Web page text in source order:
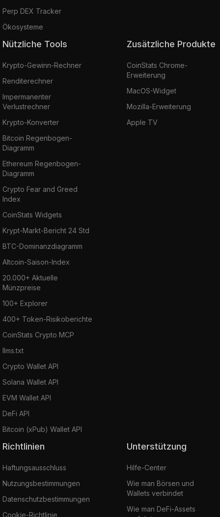
Perp DEX Tracker
Ökosysteme
Nützliche Tools
Krypto-Gewinn-Rechner
Renditerechner
Impermanenter
Verlustrechner
Krypto-Konverter
Bitcoin Regenbogen-
Diagramm
Ethereum Regenbogen-
Diagramm
Crypto Fear and Greed
Index
CoinStats Widgets
Krypt-Markt-Bericht 24 Std
BTC-Dominanzdiagramm
Altcoin-Saison-Index
20.000+ Aktuelle
Münzpreise
100+ Explorer
400+ Token-Risikoberichte
CoinStats Crypto MCP
llms.txt
Crypto Wallet API
Solana Wallet API
EVM Wallet API
DeFi API
Bitcoin (xPub) Wallet API
Zusätzliche Produkte
CoinStats Chrome-
Erweiterung
MacOS-Widget
Mozilla-Erweiterung
Apple TV
Richtlinien
Haftungsausschluss
Nutzungsbestimmungen
Datenschutzbestimmungen
Cookie-Richtlinie
Unterstützung
Hilfe-Center
Wie man Börsen und
Wallets verbindet
Wie man DeFi-Assets